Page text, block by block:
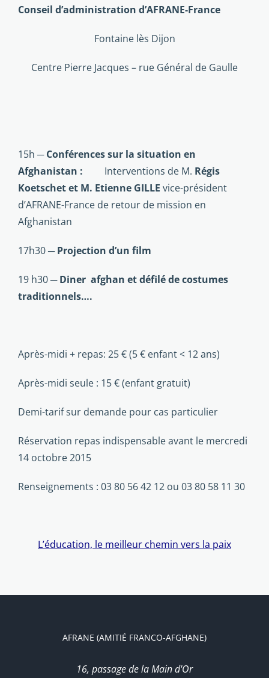
Conseil d’administration d’AFRANE-France
Fontaine lès Dijon
Centre Pierre Jacques – rue Général de Gaulle
15h ─Conférences sur la situation en
Afghanistan :
Interventions de M. Régis
Koetschet et M. Etienne GILLE vice-président
d’AFRANE-France de retour de mission en
Afghanistan
17h30 ─Projection d’un film
19 h30 ─Diner afghan et défilé de costumes
traditionnels….
Après-midi + repas: 25 € (5 € enfant < 12 ans)
Après-midi seule : 15 € (enfant gratuit)
Demi-tarif sur demande pour cas particulier
Réservation repas indispensable avant le mercredi
14 octobre 2015
Renseignements : 03 80 56 42 12 ou 03 80 58 11 30
L’éducation, le meilleur chemin vers la paix
AFRANE (AMITIÉ FRANCO-AFGHANE)
16, passage de la Main d'Or